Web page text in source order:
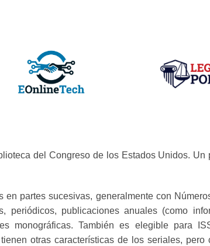
del Congreso de los Estados Unidos. Un
partes sucesivas, generalmente con
periódicos, publicaciones anuales (como
monográficas. También es elegible para
otras características de los seriales, pero